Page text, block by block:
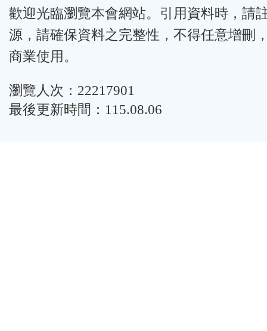
歡迎光臨瀏覽本會網站。引用資料時，請
源，請確保資料之完整性，不得任意增刪
商業使用。
瀏覽人次：22217901
最後更新時間：115.08.06